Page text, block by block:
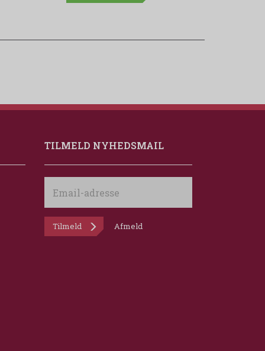
TILMELD NYHEDSMAIL
adresse
Tilmeld Afmeld